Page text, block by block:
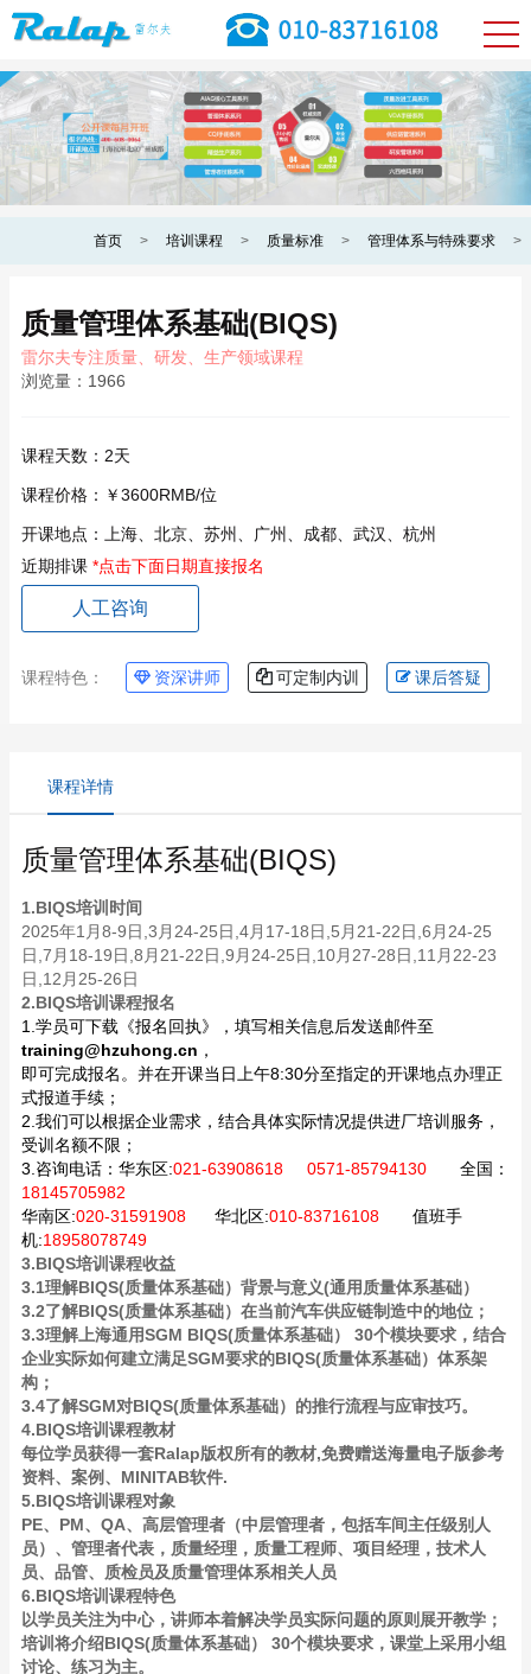
首页 > 培训课程 > 质量标准 > 管理体系与特殊要求 >
质量管理体系基础(BIQS)
雷尔夫专注质量、研发、生产领域课程
浏览量： 1966
课程天数： 2天
课程价格： ￥3600RMB/位
开课地点：
上海、北京、苏州、广州、成都、武汉、杭州
近期排课 *点击下面日期直接报名
人工咨询
课程特色： 资深讲师 可定制内训 课后答疑
课程详情
质量管理体系基础(BIQS)
1.BIQS培训时间
2025年1月8-9日,3月24-25日,4月17-18日,5月21-22日,6月24-25
日,7月18-19日,8月21-22日,9月24-25日,10月27-28日,11月22-23
日,12月25-26日
2.BIQS培训课程报名
1.学员可下载《报名回执》，填写相关信息后发送邮件至
training@hzuhong.cn ，
即可完成报名。并在开课当日上午8:30分至指定的开课地点办理正
式报道手续；
2.我们可以根据企业需求，结合具体实际情况提供进厂培训服务，
受训名额不限；
3.咨询电话： 华东区:021-63908618 0571-85794130
全国：
18145705982
华南区:020-31591908 华北区:010-83716108 值班手
机:18958078749
3.BIQS培训课程收益
3.1理解BIQS(质量体系基础）背景与意义(通用质量体系基础）
3.2了解BIQS(质量体系基础）在当前汽车供应链制造中的地位；
3.3理解上海通用SGM BIQS(质量体系基础） 30个模块要求，结合
企业实际如何建立满足SGM要求的BIQS(质量体系基础）体系架
构；
3.4了解SGM对BIQS(质量体系基础）的推行流程与应审技巧。
4.BIQS培训课程教材
每位学员获得一套Ralap版权所有的教材,免费赠送海量电子版参考
资料、案例、MINITAB软件.
5.BIQS培训课程对象
PE、PM、QA、高层管理者（中层管理者，包括车间主任级别人
员）、管理者代表，质量经理，质量工程师、项目经理，技术人
员、品管、质检员及质量管理体系相关人员
6.BIQS培训课程特色
以学员关注为中心，讲师本着解决学员实际问题的原则展开教学；
培训将介绍BIQS(质量体系基础） 30个模块要求，课堂上采用小组
讨论、练习为主。